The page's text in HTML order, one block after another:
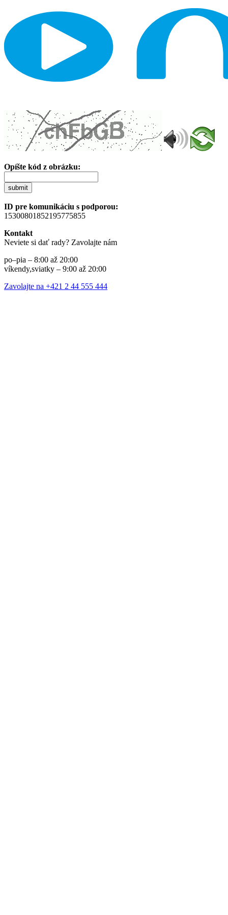
Opíšte kód z obrázku:
submit
ID pre komunikáciu s podporou:
15300801852195775855
Kontakt
Neviete si dať rady? Zavolajte nám
po–pia – 8:00 až 20:00
víkendy,sviatky – 9:00 až 20:00
Zavolajte na +421 2 44 555 444